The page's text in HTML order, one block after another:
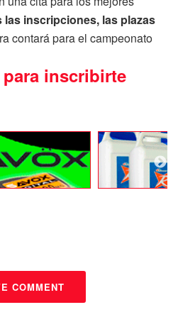
las inscripciones, las plazas
contará para el campeonato
inscribirte
COMMENT